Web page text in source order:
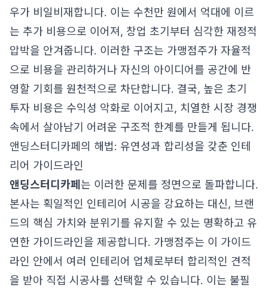
우가 비일비재합니다. 이는 수천만 원에서 억대에 이르
는 추가 비용으로 이어져, 창업 초기부터 심각한 재정적
압박을 안겨줍니다. 이러한 구조는 가맹점주가 자율적
으로 비용을 관리하거나 자신의 아이디어를 공간에 반
영할 기회를 원천적으로 차단합니다. 결국, 높은 초기
투자 비용은 수익성 악화로 이어지고, 치열한 시장 경쟁
속에서 살아남기 어려운 구조적 한계를 만들게 됩니다.
앤딩스터디카페의 해법: 유연성과 합리성을 갖춘 인테
리어 가이드라인
앤딩스터디카페 는 이러한 문제를 정면으로 돌파합니다.
본사는 획일적인 인테리어 시공을 강요하는 대신, 브랜
드의 핵심 가치와 분위기를 유지할 수 있는 명확하고 유
연한 가이드라인을 제공합니다. 가맹점주는 이 가이드
라인 안에서 여러 인테리어 업체로부터 합리적인 견적
을 받아 직접 시공사를 선택할 수 있습니다. 이는 불필